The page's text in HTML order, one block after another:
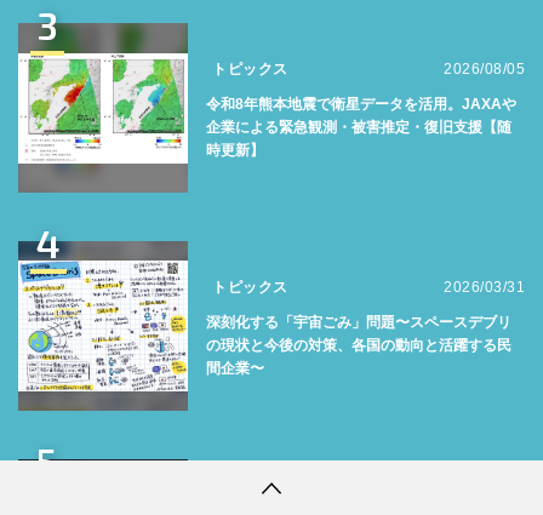
3
トピックス 2026/08/05
令和8年熊本地震で衛星データを活用。JAXAや
企業による緊急観測・被害推定・復旧支援【随
時更新】
4
トピックス 2026/03/31
深刻化する「宇宙ごみ」問題〜スペースデブリ
の現状と今後の対策、各国の動向と活躍する民
間企業〜
5